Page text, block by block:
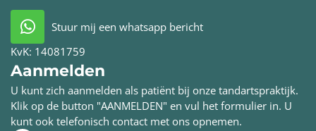
Stuur mij een whatsapp bericht
KvK: 14081759
Aanmelden
U kunt zich aanmelden als patiënt bij onze tandartspraktijk.
Klik op de button "AANMELDEN" en vul het formulier in. U
kunt ook telefonisch contact met ons opnemen.